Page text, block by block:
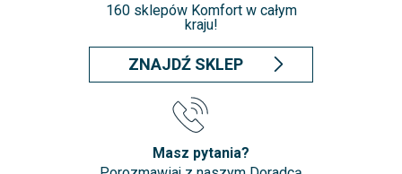
160 sklepów Komfort w całym
kraju!
ZNAJDŹ SKLEP
Masz pytania?